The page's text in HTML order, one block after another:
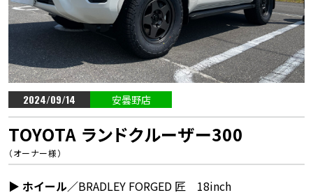
2024/09/14 安曇野店
TOYOTA ランドクルーザー300
（オーナー様）
▶︎ ホイール／BRADLEY FORGED 匠 18inch